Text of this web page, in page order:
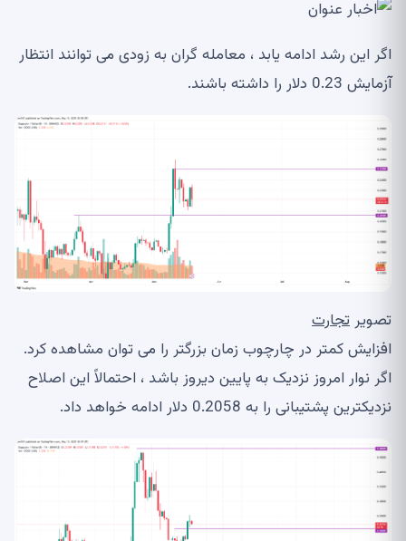
اگر این رشد ادامه یابد ، معامله گران به زودی می توانند انتظار
آزمایش 0.23 دلار را داشته باشند.
تصویر تجارت
افزایش کمتر در چارچوب زمان بزرگتر را می توان مشاهده کرد.
اگر نوار امروز نزدیک به پایین دیروز باشد ، احتمالاً این اصلاح
نزدیکترین پشتیبانی را به 0.2058 دلار ادامه خواهد داد.